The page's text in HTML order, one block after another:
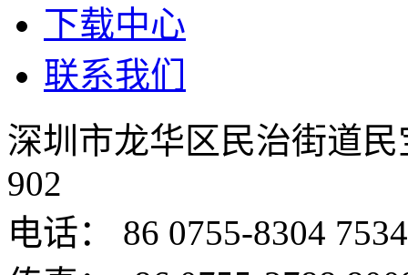
下载中心
联系我们
深圳市龙华区民治街道
902
电话： 86 0755-8304 7534